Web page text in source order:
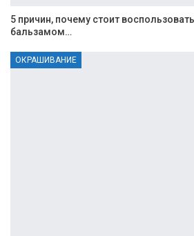
5 причин, почему стоит
бальзамом…
ОКРАШИВАНИЕ